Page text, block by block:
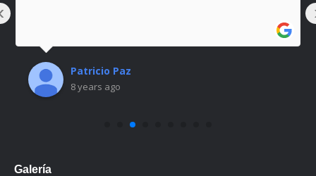
Patricio Paz
8 years ago
Galería